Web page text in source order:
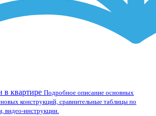
в квартире Подробное описание основных
конструкций, сравнительные таблицы по
видео-инструкции.